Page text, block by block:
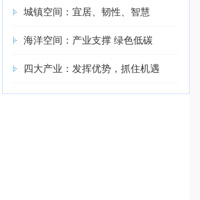
城镇空间：宜居、韧性、智慧
海洋空间：产业支撑 绿色低碳
四大产业：发挥优势，抓住机遇